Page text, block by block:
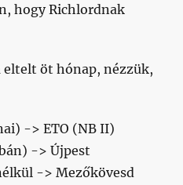
hogy Richlordnak
öt hónap, nézzük,
-> ETO (NB II)
-> Újpest
-> Mezőkövesd